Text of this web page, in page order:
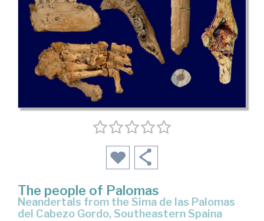
The people of Palomas
Neandertals from the Sima de las Palomas
del Cabezo Gordo, Southeastern Spaina